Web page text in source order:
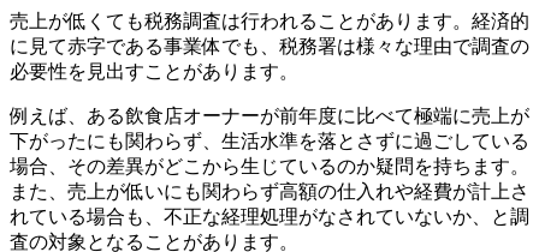
売上が低くても税務調査は行われることがあります。経済的
に見て赤字である事業体でも、税務署は様々な理由で調査の
必要性を見出すことがあります。
例えば、ある飲食店オーナーが前年度に比べて極端に売上が
下がったにも関わらず、生活水準を落とさずに過ごしている
場合、その差異がどこから生じているのか疑問を持ちます。
また、売上が低いにも関わらず高額の仕入れや経費が計上さ
れている場合も、不正な経理処理がなされていないか、と調
査の対象となることがあります。